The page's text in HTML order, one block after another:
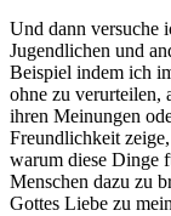
Und dann versuche
Jugendlichen und
Beispiel indem ich
ohne zu verurteilen,
ihren Meinungen
Freundlichkeit
warum diese Dinge
Menschen dazu zu
Gottes Liebe zu